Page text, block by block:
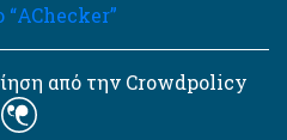
“AChecker”
από την Crowdpolicy